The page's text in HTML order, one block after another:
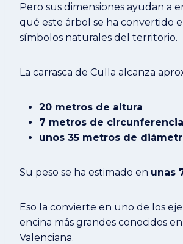
Pero sus dimensiones ayudan a
qué este árbol se ha convertido
símbolos naturales del territorio.
La carrasca de Culla alcanza
20 metros de altura
7 metros de
unos 35 metros de
Su peso se ha estimado en unas
Eso la convierte en uno de los
encina más grandes conocidos
Valenciana.